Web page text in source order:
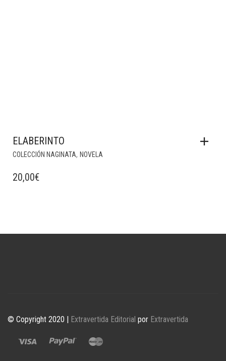
ELABERINTO
COLECCIÓN NAGINATA, NOVELA
20,00€
© Copyright 2020 | Extravertida Editorial por Extravertida